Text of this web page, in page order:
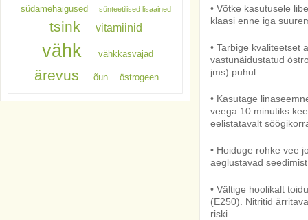
• Võtke kasutusele
klaasi enne iga
• Tarbige kvaliteetset
vastunäidustatud
jms) puhul.
• Kasutage
veega 10 minutiks
eelistatavalt
• Hoiduge rohke vee
aeglustavad
• Vältige hoolikalt
(E250). Nitritid
riski.
südamehaigused sünteetilised lisaained
tsink vitamiinid
vähk vähkkasvajad
ärevus õun östrogeen